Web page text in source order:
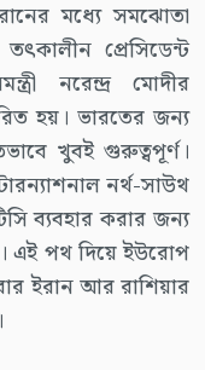
মধ্যে সমঝোতা
প্রেসিডেন্ট
নরেন্দ্র মোদীর
হয়। ভারতের জন্য
খুবই গুরুত্বপূর্ণ।
নর্থ-সাউথ
ব্যবহার করার জন্য
এই পথ দিয়ে ইউরোপ
ইরান আর রাশিয়ার